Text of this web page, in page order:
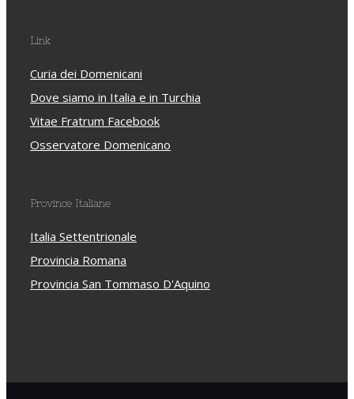
Link
Curia dei Domenicani
Dove siamo in Italia e in Turchia
Vitae Fratrum Facebook
Osservatore Domenicano
Province Italiane
Italia Settentrionale
Provincia Romana
Provincia San Tommaso D'Aquino